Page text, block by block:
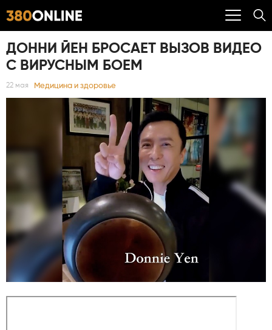
ДОННИ ЙЕН БРОСАЕТ ВЫЗОВ ВИДЕО
С ВИРУСНЫМ БОЕМ
22 мая Медицина и здоровье